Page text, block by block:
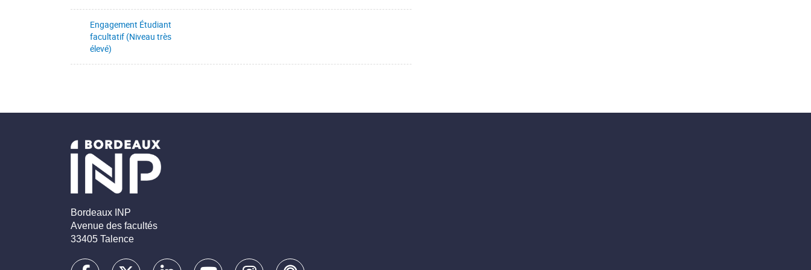
Engagement Étudiant
facultatif (Niveau très
élevé)
Bordeaux INP
Avenue des facultés
33405 Talence